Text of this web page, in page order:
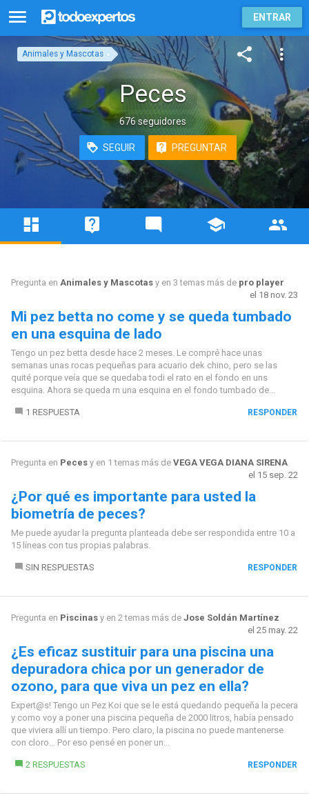
ENTRAR
Animales y Mascotas
Peces
676 seguidores
SEGUIR PREGUNTAR
Pregunta en Animales y Mascotasy en 3 temas más de pro player
el 18 nov. 23
Mi pez betta no come y se queda tumbado
en una esquina de lado
Tengo un pez betta desde hace 2 meses. Le compré hace unas
semanas unas rocas pequeñas para acuario dek chino, pero se las
quité porque veía que se quedaba todi el rato en el fondo en uns
esquina. Ahora se queda rn una esquina en el fondo tumbado de...
1 RESPUESTA RESPONDER
Pregunta en Pecesy en 1 temas más de VEGA VEGA DIANA SIRENA
el 15 sep. 22
¿Por qué es importante para usted la
biometría de peces?
Me puede ayudar la pregunta planteada debe ser respondida entre 10 a
15 líneas con tus propias palabras.
SIN RESPUESTAS RESPONDER
Pregunta en Piscinasy en 2 temas más de Jose Soldán Martínez
el 25 may. 22
¿Es eficaz sustituir para una piscina una
depuradora chica por un generador de
ozono, para que viva un pez en ella?
Expert@s! Tengo un Pez Koi que se le está quedando pequeña la pecera
y como voy a poner una piscina pequeña de 2000 litros, había pensado
que viviera allí un tiempo. Pero claro, la piscina no puede mantenerse
con cloro... Por eso pensé en poner un...
2 RESPUESTAS RESPONDER